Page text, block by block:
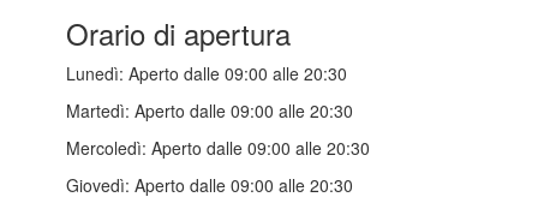
Orario di apertura
Lunedì: Aperto dalle 09:00 alle 20:30
Martedì: Aperto dalle 09:00 alle 20:30
Mercoledì: Aperto dalle 09:00 alle 20:30
Giovedì: Aperto dalle 09:00 alle 20:30